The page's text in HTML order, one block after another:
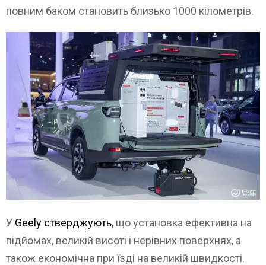
повним баком становить близько 1000 кілометрів.
У Geely стверджують, що установка ефективна на
підйомах, великій висоті і нерівних поверхнях, а
також економічна при їзді на великій швидкості.